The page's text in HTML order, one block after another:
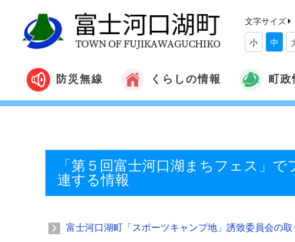
文字サイズ
小 中
防災無線 くらしの情報 町政
「第５回富士河口湖まちフェス」
連する情報
富士河口湖町「スポーツキャンプ地」誘致委員会の取